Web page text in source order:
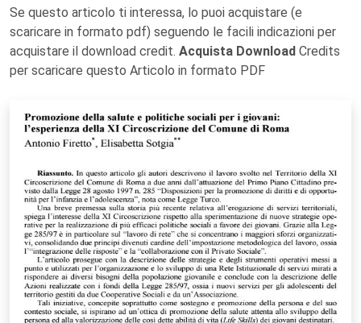
Se questo articolo ti interessa, lo puoi acquistare (e
scaricare in formato pdf) seguendo le facili indicazioni per
acquistare il download credit. Acquista Download Credits
per scaricare questo Articolo in formato PDF